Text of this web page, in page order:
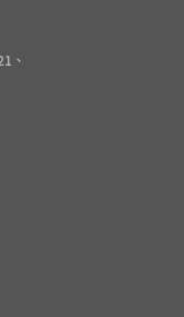
、